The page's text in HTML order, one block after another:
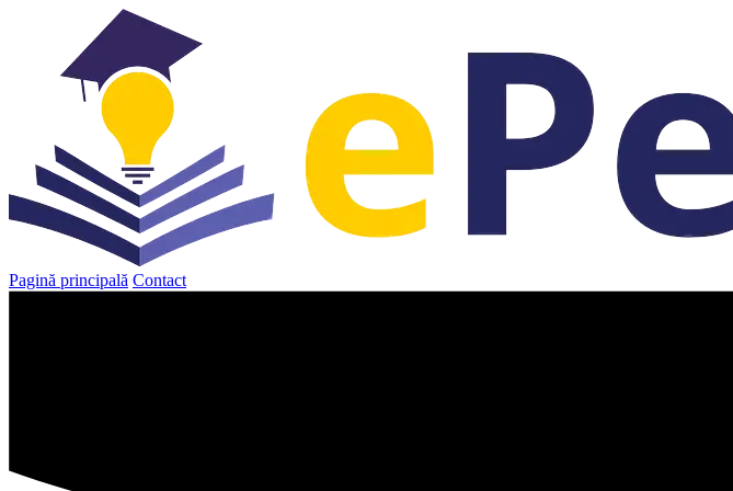
Pagină principală Contact